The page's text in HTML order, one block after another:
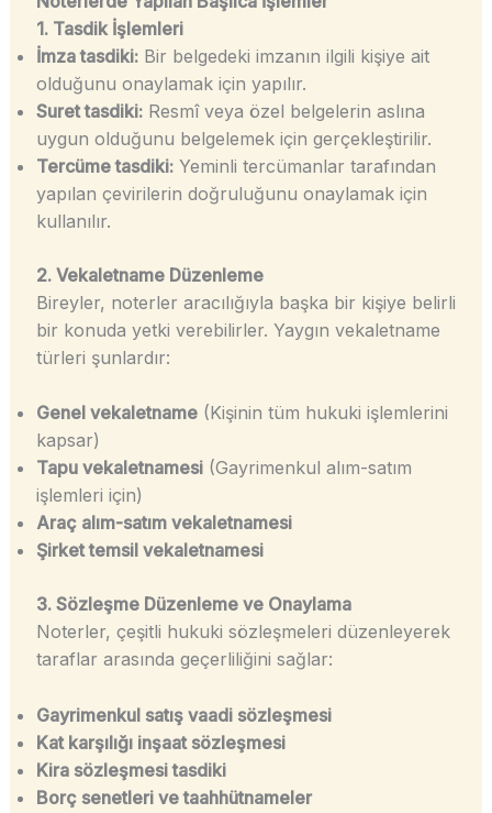
1. Tasdik İşlemleri
İmza tasdiki:Bir belgedeki imzanın ilgili kişiye ait
olduğunu onaylamak için yapılır.
Suret tasdiki:Resmî veya özel belgelerin aslına
uygun olduğunu belgelemek için gerçekleştirilir.
Tercüme tasdiki:Yeminli tercümanlar tarafından
yapılan çevirilerin doğruluğunu onaylamak için
kullanılır.
2. Vekaletname Düzenleme
Bireyler, noterler aracılığıyla başka bir kişiye belirli
bir konuda yetki verebilirler. Yaygın vekaletname
türleri şunlardır:
Genel vekaletname(Kişinin tüm hukuki işlemlerini
kapsar)
Tapu vekaletnamesi(Gayrimenkul alım-satım
işlemleri için)
Araç alım-satım vekaletnamesi
Şirket temsil vekaletnamesi
3. Sözleşme Düzenleme ve Onaylama
Noterler, çeşitli hukuki sözleşmeleri düzenleyerek
taraflar arasında geçerliliğini sağlar:
Gayrimenkul satış vaadi sözleşmesi
Kat karşılığı inşaat sözleşmesi
Kira sözleşmesi tasdiki
Borç senetleri ve taahhütnameler